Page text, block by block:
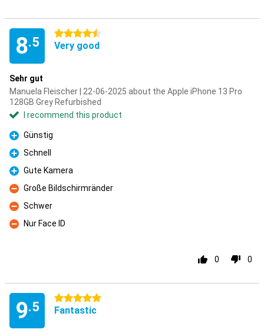
8.5
4.5 stars
Very good
Sehr gut
Manuela Fleischer | 22-06-2025 about the Apple iPhone 13 Pro
128GB Grey Refurbished
I recommend this product
Pro
Günstig
Pro
Schnell
Pro
Gute Kamera
Con
Große Bildschirmränder
Con
Schwer
Con
Nur Face ID
0 0
9.5
5 stars
Fantastic